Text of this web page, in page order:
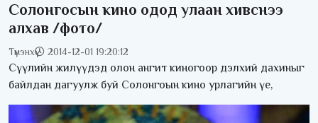
Солонгосын кино одод улаан хивснээ
алхав /фото/
Түмэнхүү 2014-12-01 19:20:12
Сүүлийн жилүүдэд олон ангит киногоор дэлхий дахиныг
байлдан дагуулж буй Солонгоын кино урлагийн үе,